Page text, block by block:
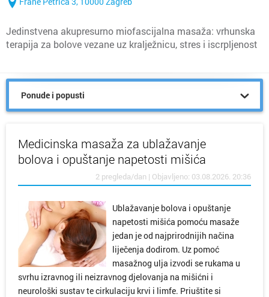
Jedinstvena akupresurno miofascijalna masaža: vrhunska
terapija za bolove vezane uz kralježnicu, stres i iscrpljenost
Ponude i popusti
Medicinska masaža za ublažavanje
bolova i opuštanje napetosti mišića
2 pregleda/dan | Objavljeno: 03.08.2026. 20:36
Ublažavanje bolova i opuštanje
napetosti mišića pomoću masaže
jedan je od najprirodnijih načina
liječenja dodirom. Uz pomoć
masažnog ulja izvodi se rukama u
svrhu izravnog ili neizravnog djelovanja na mišićni i
neurološki sustav te cirkulaciju krvi i limfe. Priuštite si